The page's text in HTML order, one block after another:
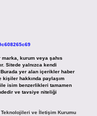
kurum veya şahıs
Sitede yalnızca kendi
Burada yer alan içerikler haber
hakkında paylaşım
isim benzerlikleri tamamen
ve tavsiye niteliği
Teknolojileri ve İletişim Kurumu